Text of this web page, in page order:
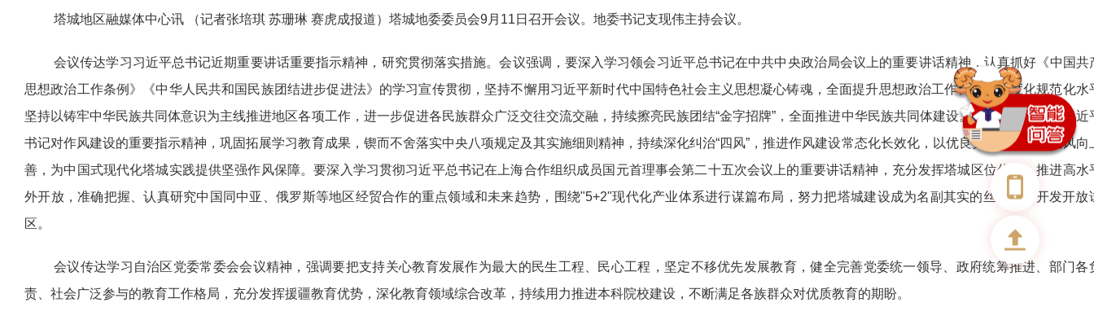
塔城地区融媒体中心讯 （记者张培琪 苏珊琳 赛虎成报道）塔城地委委员会9月11日召开会议。地委书记支现伟主持会议。
会议传达学习习近平总书记近期重要讲话重要指示精神，研究贯彻落实措施。会议强调，要深入学习领会习近平总书记在中共中央政治局会议上的重要讲话精神，认真抓好《中国共
思想政治工作条例》《中华人民共和国民族团结进步促进法》的学习宣传贯彻，坚持不懈用习近平新时代中国特色社会主义思想凝心铸魂，全面提升思想政治工作科学化制度化规范化水
坚持以铸牢中华民族共同体意识为主线推进地区各项工作，进一步促进各民族群众广泛交往交流交融，持续擦亮民族团结“金字招牌”，全面推进中华民族共同体建设。要深入学习贯彻习近
书记对作风建设的重要指示精神，巩固拓展学习教育成果，锲而不舍落实中央八项规定及其实施细则精神，持续深化纠治“四风”，推进作风建设常态化长效化，以优良党风带动社风民风向
善，为中国式现代化塔城实践提供坚强作风保障。要深入学习贯彻习近平总书记在上海合作组织成员国元首理事会第二十五次会议上的重要讲话精神，充分发挥塔城区位优势，推进高水
外开放，准确把握、认真研究中国同中亚、俄罗斯等地区经贸合作的重点领域和未来趋势，围绕"5+2"现代化产业体系进行谋篇布局，努力把塔城建设成为名副其实的丝绸之路开发开放
区。
会议传达学习自治区党委常委会会议精神，强调要把支持关心教育发展作为最大的民生工程、民心工程，坚定不移优先发展教育，健全完善党委统一领导、政府统筹推进、部门各
责、社会广泛参与的教育工作格局，充分发挥援疆教育优势，深化教育领域综合改革，持续用力推进本科院校建设，不断满足各族群众对优质教育的期盼。